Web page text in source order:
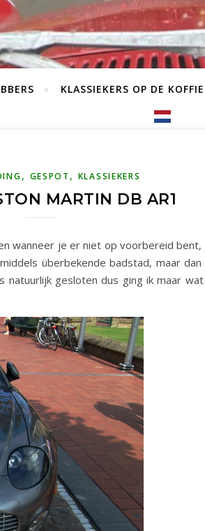
KLASSIEKERS OP DE KOFFIE
, GESPOT , KLASSIEKERS
MARTIN DB AR1
wanneer je er niet op voorbereid
überbekende badstad, maar
natuurlijk gesloten dus ging ik maar